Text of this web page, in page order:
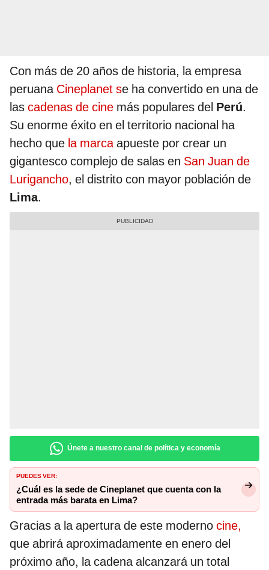
Con más de 20 años de historia, la empresa
peruana Cineplanet se ha convertido en una de
las cadenas de cine más populares del Perú.
Su enorme éxito en el territorio nacional ha
hecho que la marcaapueste por crear un
gigantesco complejo de salas en San Juan de
Lurigancho, el distrito con mayor población de
Lima.
Únete a nuestro canal de política y economía
PUEDES VER:
¿Cuál es la sede de Cineplanet que cuenta con la
entrada más barata en Lima?
Gracias a la apertura de este moderno cine,
que abrirá aproximadamente en enero del
próximo año, la cadena alcanzará un total